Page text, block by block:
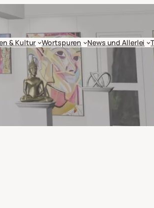
& Kultur Wortspuren News und Allerlei